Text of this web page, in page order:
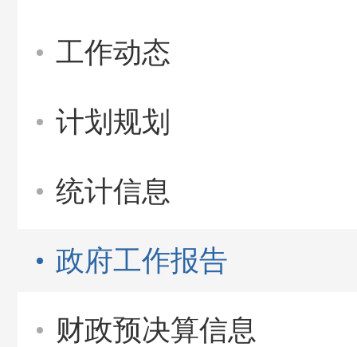
工作动态
计划规划
统计信息
政府工作报告
财政预决算信息